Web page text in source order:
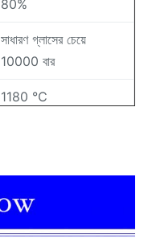
80%
সাধারণ গ্লাসের চেয়ে
10000 বার
1180 ℃